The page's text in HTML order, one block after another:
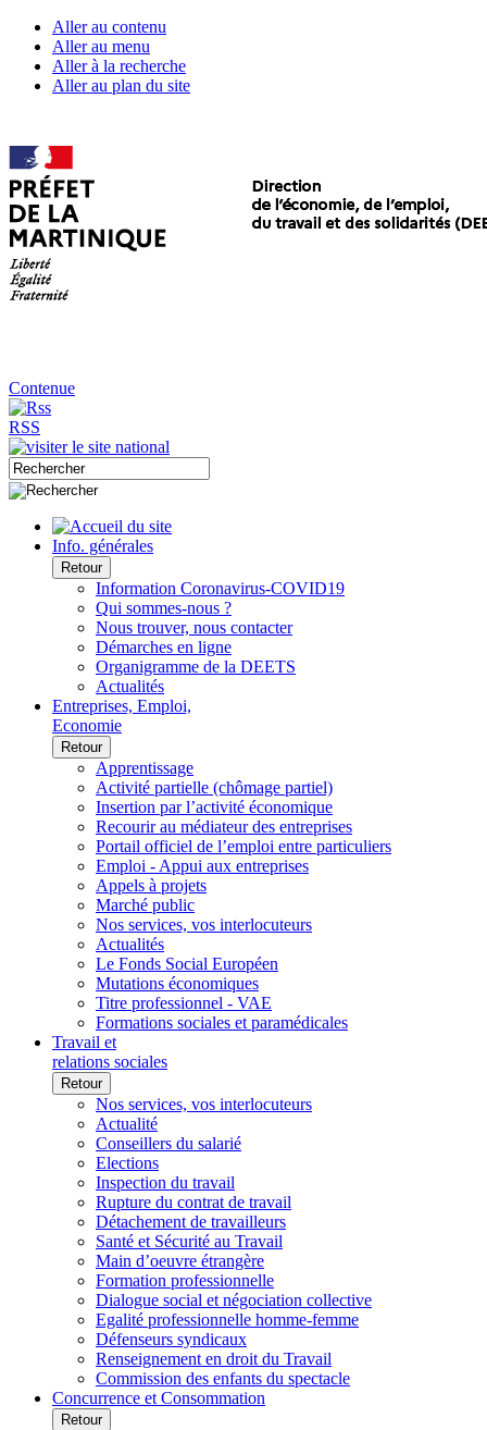
Aller au contenu
Aller au menu
Aller à la recherche
Aller au plan du site
Contenue
RSS
Info. générales
Retour
Information Coronavirus-COVID19
Qui sommes-nous ?
Nous trouver, nous contacter
Démarches en ligne
Organigramme de la DEETS
Actualités
Entreprises, Emploi,
Economie
Retour
Apprentissage
Activité partielle (chômage partiel)
Insertion par l’activité économique
Recourir au médiateur des entreprises
Portail officiel de l’emploi entre particuliers
Emploi - Appui aux entreprises
Appels à projets
Marché public
Nos services, vos interlocuteurs
Actualités
Le Fonds Social Européen
Mutations économiques
Titre professionnel - VAE
Formations sociales et paramédicales
Travail et
relations sociales
Retour
Nos services, vos interlocuteurs
Actualité
Conseillers du salarié
Elections
Inspection du travail
Rupture du contrat de travail
Détachement de travailleurs
Santé et Sécurité au Travail
Main d’oeuvre étrangère
Formation professionnelle
Dialogue social et négociation collective
Egalité professionnelle homme-femme
Défenseurs syndicaux
Renseignement en droit du Travail
Commission des enfants du spectacle
Concurrence et Consommation
Retour